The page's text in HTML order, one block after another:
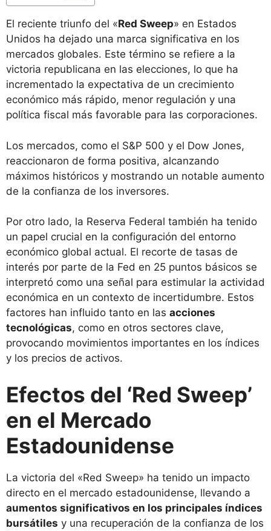
El reciente triunfo del «Red Sweep» en Estados
Unidos ha dejado una marca significativa en los
mercados globales. Este término se refiere a la
victoria republicana en las elecciones, lo que ha
incrementado la expectativa de un crecimiento
económico más rápido, menor regulación y una
política fiscal más favorable para las corporaciones.
Los mercados, como el S&P 500 y el Dow Jones,
reaccionaron de forma positiva, alcanzando
máximos históricos y mostrando un notable aumento
de la confianza de los inversores.
Por otro lado, la Reserva Federal también ha tenido
un papel crucial en la configuración del entorno
económico global actual. El recorte de tasas de
interés por parte de la Fed en 25 puntos básicos se
interpretó como una señal para estimular la actividad
económica en un contexto de incertidumbre. Estos
factores han influido tanto en las acciones
tecnológicas, como en otros sectores clave,
provocando movimientos importantes en los índices
y los precios de activos.
Efectos del ‘Red Sweep’
en el Mercado
Estadounidense
La victoria del «Red Sweep» ha tenido un impacto
directo en el mercado estadounidense, llevando a
aumentos significativos en los principales índices
bursátiles y una recuperación de la confianza de los